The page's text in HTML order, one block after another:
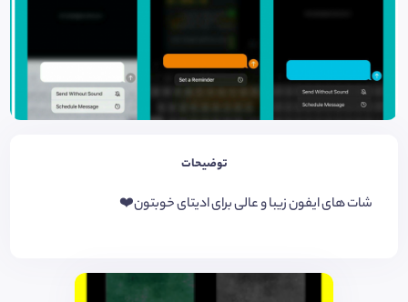
توضیحات
شات های ایفون زیبا و عالی برای ادیتای خوبتون❤️